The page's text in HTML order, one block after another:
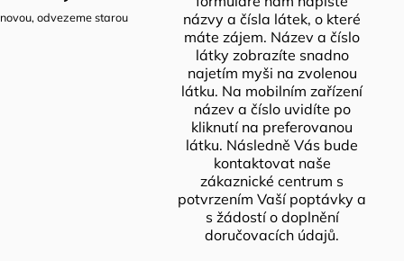
odvezeme starou
názvy a čísla látek, o které
máte zájem. Název a číslo
látky zobrazíte snadno
najetím myši na zvolenou
látku. Na mobilním zařízení
název a číslo uvidíte po
kliknutí na preferovanou
látku. Následně Vás bude
kontaktovat naše
zákaznické centrum s
potvrzením Vaší poptávky a
s žádostí o doplnění
doručovacích údajů.